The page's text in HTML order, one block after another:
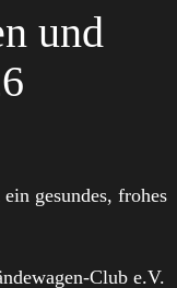
und
gesundes, frohes
Club e.V.